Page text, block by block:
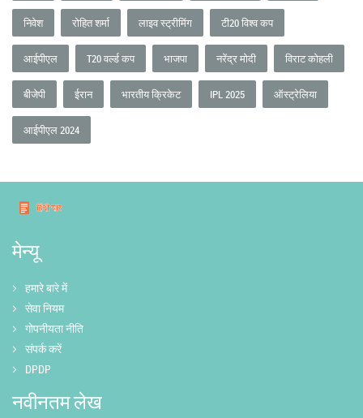
निवेश रोहित शर्मा लाइव स्ट्रीमिंग टी20 विश्व कप
आईपीएल T20 वर्ल्ड कप भाजपा नरेंद्र मोदी विराट कोहली
बीजेपी ईरान भारतीय क्रिकेट IPL 2025 ऑस्ट्रेलिया
आईपीएल 2024
मेन्यू
हमारे बारे में
सेवा नियम
गोपनीयता नीति
संपर्क करें
DPDP
नवीनतम लेख